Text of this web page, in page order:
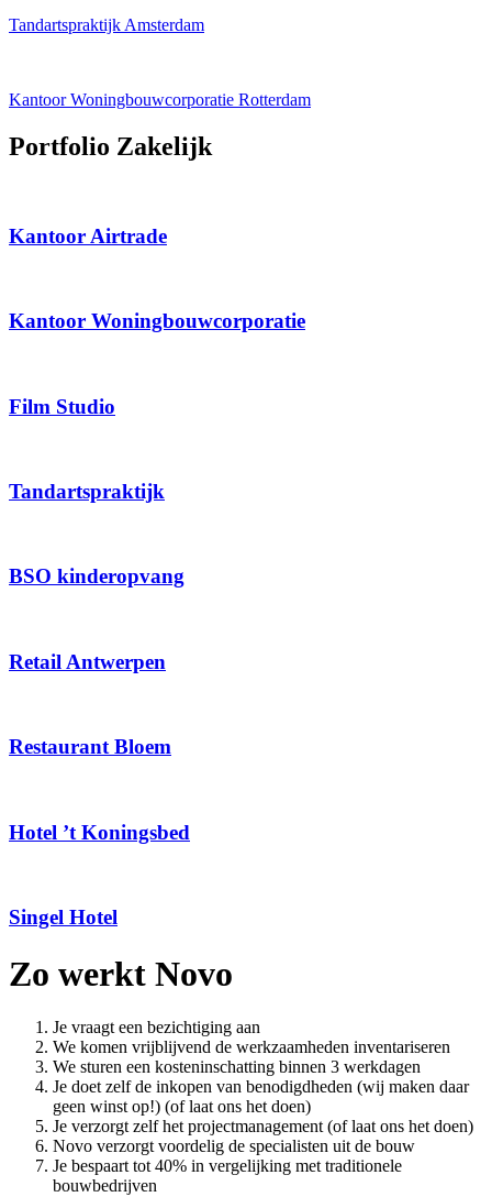
Tandartspraktijk Amsterdam
Kantoor Woningbouwcorporatie Rotterdam
Portfolio Zakelijk
Kantoor Airtrade
Kantoor Woningbouwcorporatie
Film Studio
Tandartspraktijk
BSO kinderopvang
Retail Antwerpen
Restaurant Bloem
Hotel ’t Koningsbed
Singel Hotel
Zo werkt Novo
Je vraagt een bezichtiging aan
We komen vrijblijvend de werkzaamheden inventariseren
We sturen een kosteninschatting binnen 3 werkdagen
Je doet zelf de inkopen van benodigdheden (wij maken daar
geen winst op!) (of laat ons het doen)
Je verzorgt zelf het projectmanagement (of laat ons het doen)
Novo verzorgt voordelig de specialisten uit de bouw
Je bespaart tot 40% in vergelijking met traditionele
bouwbedrijven